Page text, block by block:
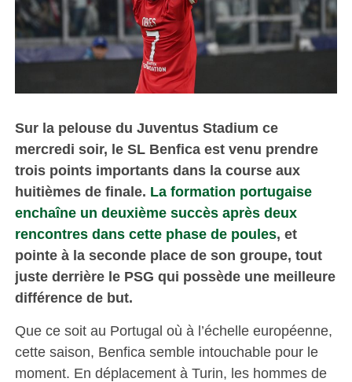
Sur la pelouse du Juventus Stadium ce
mercredi soir, le SL Benfica est venu prendre
trois points importants dans la course aux
huitièmes de finale. La formation portugaise
enchaîne un deuxième succès après deux
rencontres dans cette phase de poules, et
pointe à la seconde place de son groupe, tout
juste derrière le PSG qui possède une meilleure
différence de but.
Que ce soit au Portugal où à l’échelle européenne,
cette saison, Benfica semble intouchable pour le
moment. En déplacement à Turin, les hommes de